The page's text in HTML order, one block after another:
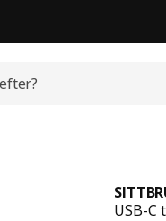
USB-C